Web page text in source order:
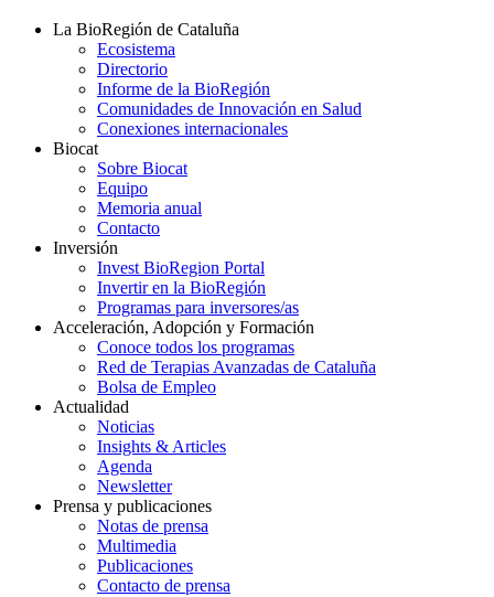
La BioRegión de Cataluña
Ecosistema
Directorio
Informe de la BioRegión
Comunidades de Innovación en Salud
Conexiones internacionales
Biocat
Sobre Biocat
Equipo
Memoria anual
Contacto
Inversión
Invest BioRegion Portal
Invertir en la BioRegión
Programas para inversores/as
Acceleración, Adopción y Formación
Conoce todos los programas
Red de Terapias Avanzadas de Cataluña
Bolsa de Empleo
Actualidad
Noticias
Insights & Articles
Agenda
Newsletter
Prensa y publicaciones
Notas de prensa
Multimedia
Publicaciones
Contacto de prensa